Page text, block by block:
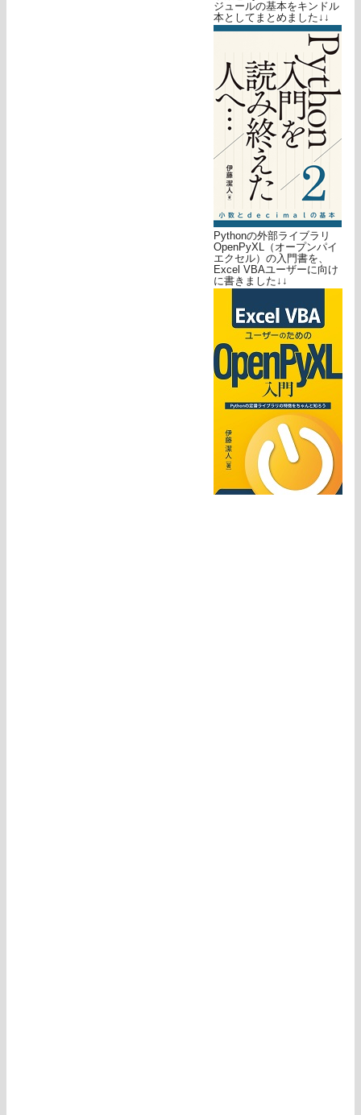
ジュールの基本をキンドル
本としてまとめました↓↓
Pythonの外部ライブラリ
OpenPyXL（オープンパイ
エクセル）の入門書を、
Excel VBAユーザーに向け
に書きました↓↓